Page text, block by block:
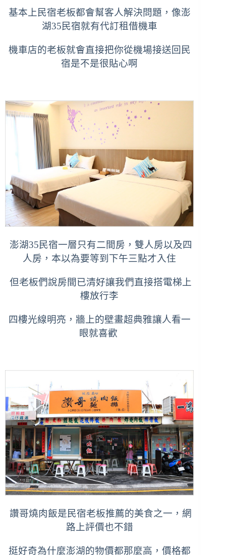
基本上民宿老板都會幫客人解決問題，像澎
湖35民宿就有代訂租借機車
機車店的老板就會直接把你從機場接送回民
宿是不是很貼心啊
澎湖35民宿一層只有二間房，雙人房以及四
人房，本以為要等到下午三點才入住
但老板們說房間已清好讓我們直接搭電梯上
樓放行李
四樓光線明亮，牆上的壁畫超典雅讓人看一
眼就喜歡
讚哥燒肉飯是民宿老板推薦的美食之一，網
路上評價也不錯
挺好奇為什麼澎湖的物價都那麼高，價格都